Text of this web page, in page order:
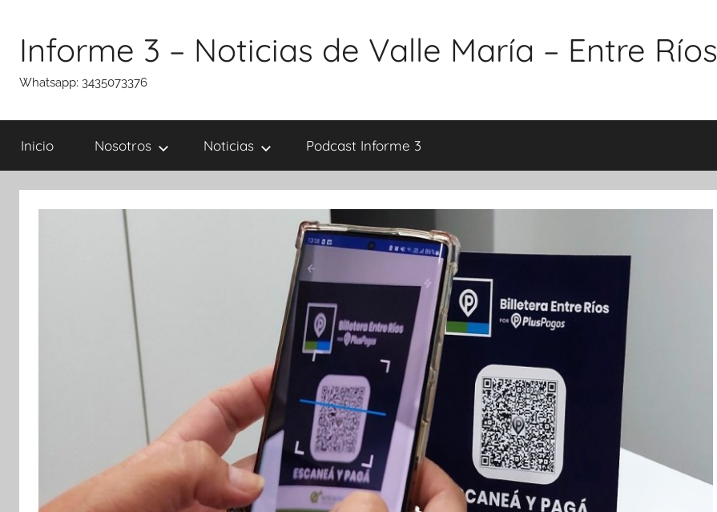
contenido
Informe 3 – Noticias de Valle María – Entre Ríos
Whatsapp: 3435073376
Inicio Nosotros Noticias Podcast Informe 3